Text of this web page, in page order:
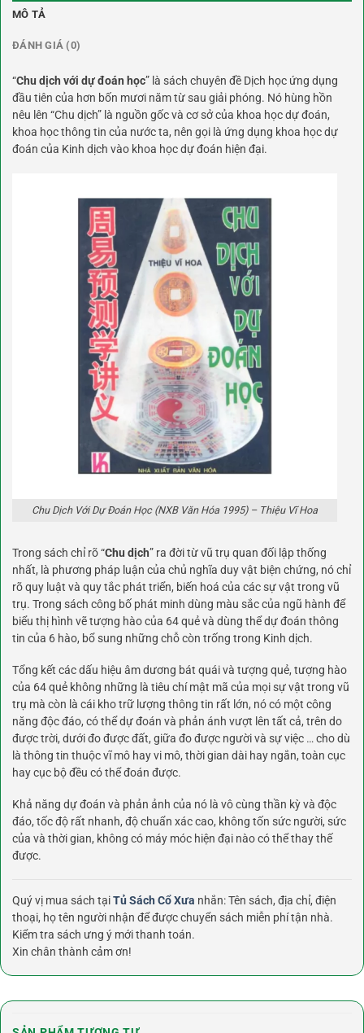
MÔ TẢ
ĐÁNH GIÁ (0)
“Chu dịch với dự đoán học” là sách chuyên đề Dịch học ứng dụng
đầu tiên của hơn bốn mươi năm từ sau giải phóng. Nó hùng hồn
nêu lên “Chu dịch” là nguồn gốc và cơ sở của khoa học dự đoán,
khoa học thông tin của nước ta, nên gọi là ứng dụng khoa học dự
đoán của Kinh dịch vào khoa học dự đoán hiện đại.
Chu Dịch Với Dự Đoán Học (NXB Văn Hóa 1995) – Thiệu Vĩ Hoa
Trong sách chỉ rõ “Chu dịch” ra đời từ vũ trụ quan đối lập thống
nhất, là phương pháp luận của chủ nghĩa duy vật biện chứng, nó chỉ
rõ quy luật và quy tắc phát triển, biến hoá của các sự vật trong vũ
trụ. Trong sách công bố phát minh dùng màu sắc của ngũ hành để
biểu thị hình vẽ tượng hào của 64 quẻ và dùng thể dự đoán thông
tin của 6 hào, bổ sung những chỗ còn trống trong Kinh dịch.
Tổng kết các dấu hiệu âm dương bát quái và tượng quẻ, tượng hào
của 64 quẻ không những là tiêu chí mật mã của mọi sự vật trong vũ
trụ mà còn là cái kho trữ lượng thông tin rất lớn, nó có một công
năng độc đáo, có thể dự đoán và phản ánh vượt lên tất cả, trên do
được trời, dưới đo được đất, giữa đo được người và sự việc … cho dù
là thông tin thuộc vĩ mô hay vi mô, thời gian dài hay ngắn, toàn cục
hay cục bộ đều có thể đoán được.
Khả năng dự đoán và phản ảnh của nó là vô cùng thần kỳ và độc
đáo, tốc độ rất nhanh, độ chuẩn xác cao, không tốn sức người, sức
của và thời gian, không có máy móc hiện đại nào có thể thay thế
được.
Quý vị mua sách tạiTủ Sách Cổ Xưa nhắn: Tên sách, địa chỉ, điện
thoại, họ tên người nhận để được chuyển sách miễn phí tận nhà.
Kiểm tra sách ưng ý mới thanh toán.
Xin chân thành cảm ơn!